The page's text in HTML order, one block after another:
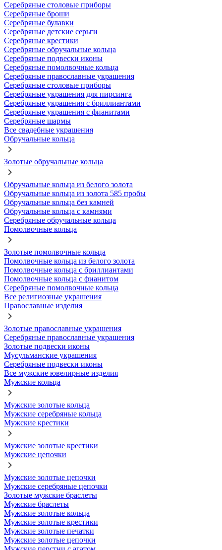
Серебряные столовые приборы
Серебряные броши
Серебряные булавки
Серебряные детские серьги
Серебряные крестики
Серебряные обручальные кольца
Серебряные подвески иконы
Серебряные помолвочные кольца
Серебряные православные украшения
Серебряные столовые приборы
Серебряные украшения для пирсинга
Серебряные украшения с бриллиантами
Серебряные украшения с фианитами
Серебряные шармы
Все свадебные украшения
Обручальные кольца
Золотые обручальные кольца
Обручальные кольца из белого золота
Обручальные кольца из золота 585 пробы
Обручальные кольца без камней
Обручальные кольца с камнями
Серебряные обручальные кольца
Помолвочные кольца
Золотые помолвочные кольца
Помолвочные кольца из белого золота
Помолвочные кольца с бриллиантами
Помолвочные кольца с фианитом
Серебряные помолвочные кольца
Все религиозные украшения
Православные изделия
Золотые православные украшения
Серебряные православные украшения
Золотые подвески иконы
Мусульманские украшения
Серебряные подвески иконы
Все мужские ювелирные изделия
Мужские кольца
Мужские золотые кольца
Мужские серебряные кольца
Мужские крестики
Мужские золотые крестики
Мужские цепочки
Мужские золотые цепочки
Мужские серебряные цепочки
Золотые мужские браслеты
Мужские браслеты
Мужские золотые кольца
Мужские золотые крестики
Мужские золотые печатки
Мужские золотые цепочки